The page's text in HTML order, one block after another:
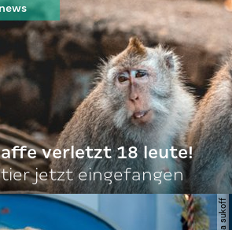
affe verletzt 18 leute!
tier jetzt eingefangen